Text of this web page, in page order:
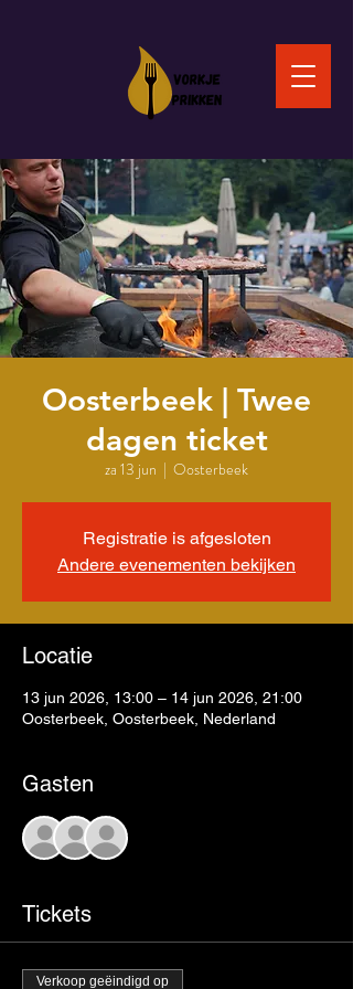
Oosterbeek | Twee
dagen ticket
za 13 jun
  |
Oosterbeek
Registratie is afgesloten
Andere evenementen bekijken
Locatie
13 jun 2026, 13:00 – 14 jun 2026, 21:00
Oosterbeek, Oosterbeek, Nederland
Gasten
Tickets
Verkoop geëindigd op